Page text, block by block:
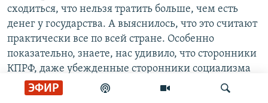
ЭФИР
сходиться, что нельзя тратить больше, чем есть
денег у государства. А выяснилось, что это считают
практически все по всей стране. Особенно
показательно, знаете, нас удивило, что сторонники
КПРФ, даже убежденные сторонники социализма
могли в целом позитивно оценивать деятельность
Кудрина, потому что стабильный бюджет - это залог